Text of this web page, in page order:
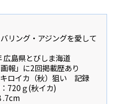
リング・アジングを愛して
広島県とびしま海道
報」に2回掲載歴あり
キロイカ（秋）狙い 記録
720ｇ(秋イカ)
.7cm